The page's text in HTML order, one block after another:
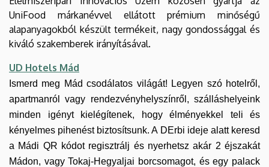
UniFood márkanévvel ellátott prémium minőségű
alapanyagokból készült termékeit, nagy gondossággal és
kiváló szakemberek irányításával.
UD Hotels Mád
Ismerd meg Mád csodálatos világát! Legyen szó hotelről,
apartmanról vagy rendezvényhelyszínről, szálláshelyeink
minden igényt kielégítenek, hogy élményekkel teli és
kényelmes pihenést biztosítsunk. A DErbi ideje alatt keresd
a Mádi QR kódot regisztrálj és nyerhetsz akár 2 éjszakát
Mádon, vagy Tokaj-Hegyaljai borcsomagot, és egy palack